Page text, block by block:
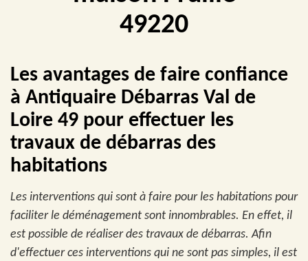
49220
Les avantages de faire confiance
à Antiquaire Débarras Val de
Loire 49 pour effectuer les
travaux de débarras des
habitations
Les interventions qui sont à faire pour les habitations pour
faciliter le déménagement sont innombrables. En effet, il
est possible de réaliser des travaux de débarras. Afin
d'effectuer ces interventions qui ne sont pas simples, il est